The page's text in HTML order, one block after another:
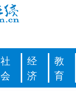
社
会
经
济
教
育